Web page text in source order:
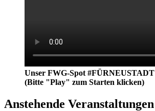
Unser FWG-Spot #FÜRNEUSTADT
(Bitte "Play" zum Starten klicken)
Anstehende Veranstaltungen